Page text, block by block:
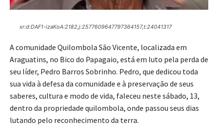
xr:d:DAF1-izaKoA:2182,j:2577609647797364157,t:24041317
A comunidade Quilombola São Vicente, localizada em
Araguatins, no Bico do Papagaio, está em luto pela perda de
seu líder, Pedro Barros Sobrinho. Pedro, que dedicou toda
sua vida à defesa da comunidade e à preservação de seus
saberes, cultura e modo de vida, faleceu neste sábado, 13,
dentro da propriedade quilombola, onde passou seus dias
lutando pelo reconhecimento da terra.